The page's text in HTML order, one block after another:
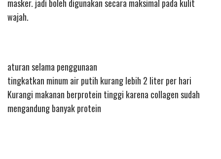
masker. jadi boleh digunakan secara maksimal pada kulit
wajah.
aturan selama penggunaan
tingkatkan minum air putih kurang lebih 2 liter per hari
Kurangi makanan berprotein tinggi karena collagen sudah
mengandung banyak protein